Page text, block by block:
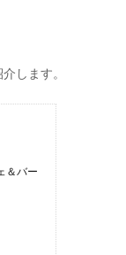
します。
＆バー